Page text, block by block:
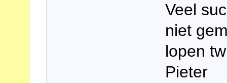
Veel
niet
lopen
Pieter